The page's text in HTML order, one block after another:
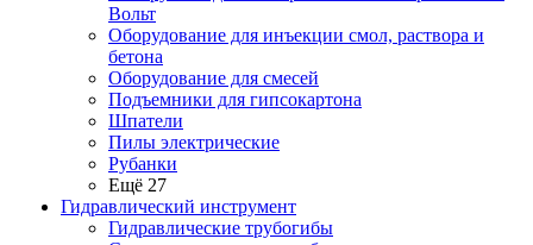
Вольт
Оборудование для инъекции смол, раствора и
бетона
Оборудование для смесей
Подъемники для гипсокартона
Шпатели
Пилы электрические
Рубанки
Ещё 27
Гидравлический инструмент
Гидравлические трубогибы